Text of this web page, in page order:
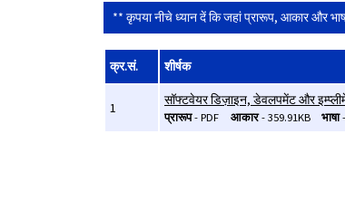
** कृपया नीचे ध्यान दें कि जहां प्रारूप, आकार और
क्र.सं. शीर्षक
1 सॉफ्टवेयर डिज़ाइन, डेवलपमेंट और
प्रारूप- PDF आकार- 359.91KB भाषा